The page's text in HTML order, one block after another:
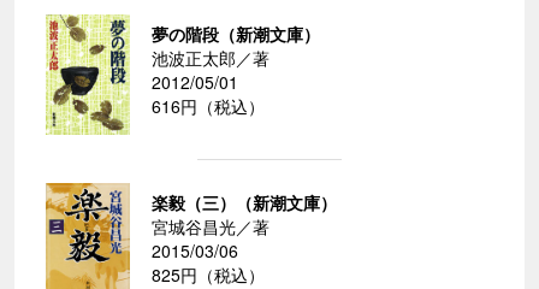
夢の階段（新潮文庫）
池波正太郎／著
2012/05/01
616円（税込）
楽毅（三）（新潮文庫）
宮城谷昌光／著
2015/03/06
825円（税込）